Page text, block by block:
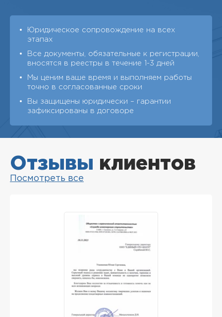
Юридическое сопровождение на всех
этапах
Все документы, обязательные к регистрации,
вносятся в реестры в течение 1-3 дней
Мы ценим ваше время и выполняем работы
точно в согласованные сроки
Вы защищены юридически – гарантии
зафиксированы в договоре
Отзывы клиентов
Посмотреть все